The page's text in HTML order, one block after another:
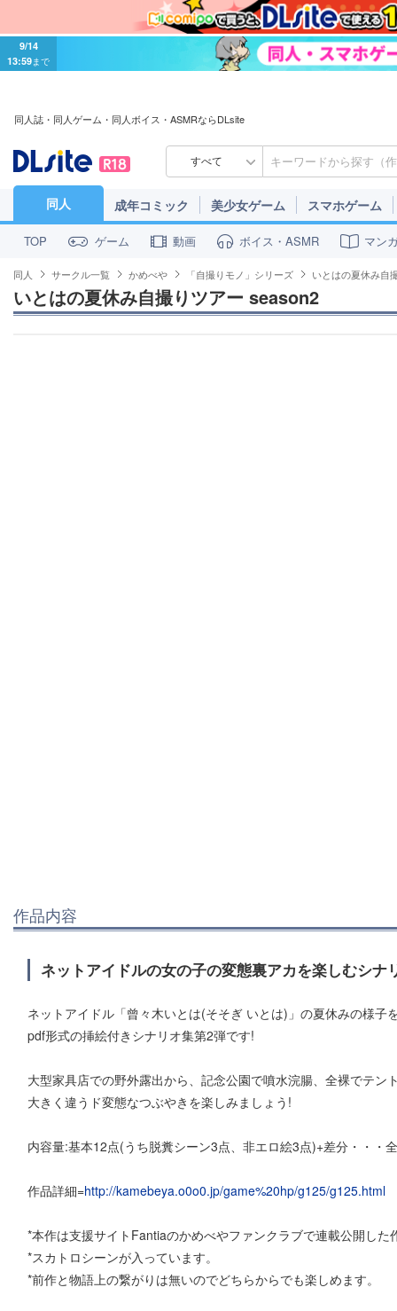
9/14
13:59まで
同人誌・同人ゲーム・同人ボイス・ASMRならDLsite
すべて
同人 成年コミック 美少女ゲーム スマホゲーム
TOP ゲーム 動画 ボイス・ASMR マン
同人 サークル一覧 かめべや 「自撮りモノ」シリーズ いとはの夏休み自
いとはの夏休み自撮りツアー season2
作品内容
ネットアイドルの女の子の変態裏アカを楽しむシナ
ネットアイドル「曾々木いとは(そそぎ いとは)」の夏休みの様子
pdf形式の挿絵付きシナリオ集第2弾です!
大型家具店での野外露出から、記念公園で噴水浣腸、全裸でテン
大きく違うド変態なつぶやきを楽しみましょう!
内容量:基本12点(うち脱糞シーン3点、非エロ絵3点)+差分・・・
作品詳細=http://kamebeya.o0o0.jp/game%20hp/g125/g125.html
*本作は支援サイトFantiaのかめべやファンクラブで連載公開した
*スカトロシーンが入っています。
*前作と物語上の繋がりは無いのでどちらからでも楽しめます。